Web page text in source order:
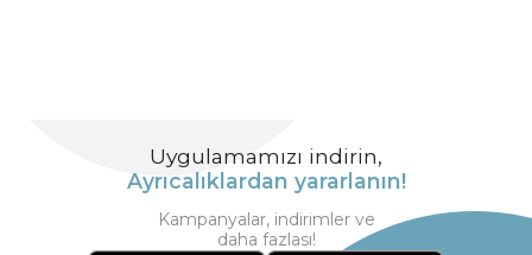
Uygulamamızı indirin,
Ayrıcalıklardan yararlanın!
Kampanyalar, indirimler ve
daha fazlası!